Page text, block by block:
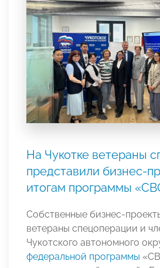
На Чукотке ветераны
представили бизнес-
итогам программы
Собственные бизнес-
ветераны спецоперации и
Чукотского автономного
федеральной программы